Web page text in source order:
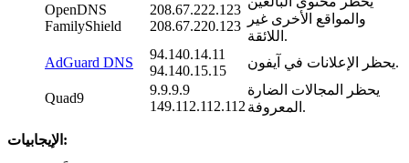
OpenDNS
FamilyShield
208.67.222.123
208.67.220.123
والمواقع الأخرى غير
اللائقة.
AdGuard DNS
94.140.14.11
94.140.15.15
يحظر الإعلانات في آيفون.
Quad9
9.9.9.9
149.112.112.112
يحظر المجالات الضارة
المعروفة.
الإيجابيات: